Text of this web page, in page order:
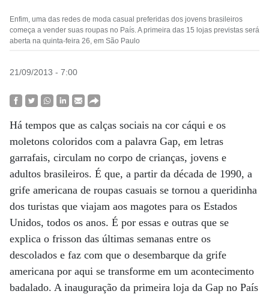
Enfim, uma das redes de moda casual preferidas dos jovens brasileiros
começa a vender suas roupas no País. A primeira das 15 lojas previstas será
aberta na quinta-feira 26, em São Paulo
21/09/2013 - 7:00
Há tempos que as calças sociais na cor cáqui e os
moletons coloridos com a palavra Gap, em letras
garrafais, circulam no corpo de crianças, jovens e
adultos brasileiros. É que, a partir da década de 1990, a
grife americana de roupas casuais se tornou a queridinha
dos turistas que viajam aos magotes para os Estados
Unidos, todos os anos. É por essas e outras que se
explica o frisson das últimas semanas entre os
descolados e faz com que o desembarque da grife
americana por aqui se transforme em um acontecimento
badalado. A inauguração da primeira loja da Gap no País